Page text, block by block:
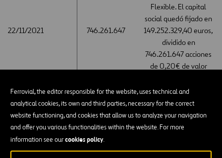
Ferrovial, the editor responsible for the website, uses technical and
analytical cookies, its own and third parties, necessary for the correct
website functioning, and cookies that allow us to analyze your navigation
and offer you various functionalities within the website. For more
information see ourcookies policy.
22/11/2021
22/11/2021 746.261.647
Flexible. El capital
social quedó fijado en
149.252.329,40 euros,
dividido en
746.261.647 acciones
de 0,20€ de valor
ellas.
Ampliación de capital
Ferrovial Dividendo